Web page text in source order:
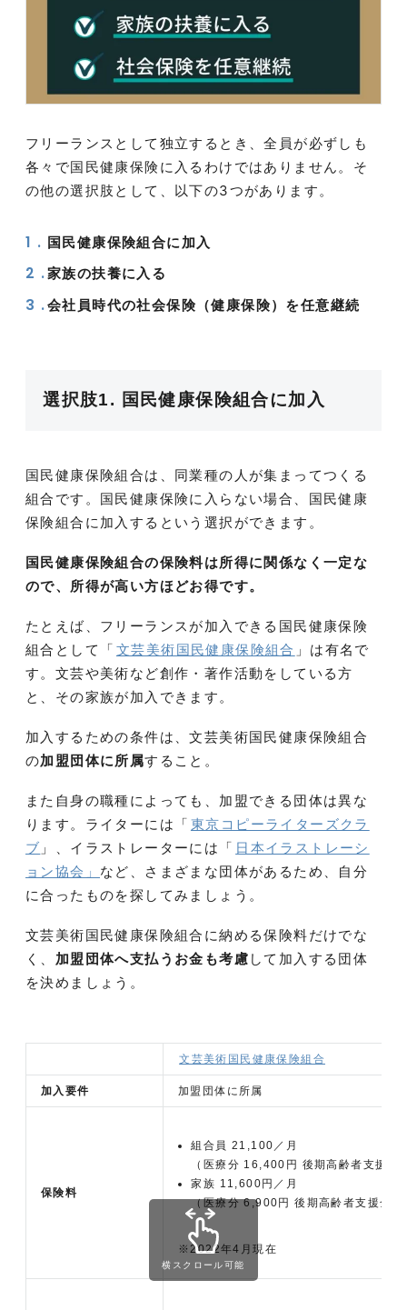
フリーランスとして独立するとき、全員が必ずしも
各々で国民健康保険に入るわけではありません。そ
の他の選択肢として、以下の3つがあります。
国民健康保険組合に加入
家族の扶養に入る
会社員時代の社会保険（健康保険）を任意継続
選択肢1. 国民健康保険組合に加入
国民健康保険組合は、同業種の人が集まってつくる
組合です。国民健康保険に入らない場合、国民健康
保険組合に加入するという選択ができます。
国民健康保険組合の保険料は所得に関係なく一定な
ので、所得が高い方ほどお得です。
たとえば、フリーランスが加入できる国民健康保険
組合として「 文芸美術国民健康保険組合 」は有名で
す。文芸や美術など創作・著作活動をしている方
と、その家族が加入できます。
加入するための条件は、文芸美術国民健康保険組合
の加盟団体に所属すること。
また自身の職種によっても、加盟できる団体は異な
ります。ライターには「 東京コピーライターズクラ
ブ 」、イラストレーターには「 日本イラストレーシ
ョン協会」 など、さまざまな団体があるため、自分
に合ったものを探してみましょう。
文芸美術国民健康保険組合に納める保険料だけでな
く、 加盟団体へ支払うお金も考慮 して加入する団体
を決めましょう。
文芸美術国民健康保険組合
加入要件 加盟団体に所属
保険料
組合員 21,100／月
（医療分 16,400円 後期高齢者支援金
家族 11,600円／月
（医療分 6,900円 後期高齢者支援金
※2022年4月現在
横スクロール可能